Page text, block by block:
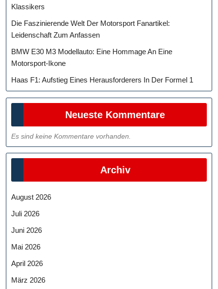
Klassikers
Die Faszinierende Welt Der Motorsport Fanartikel:
Leidenschaft Zum Anfassen
BMW E30 M3 Modellauto: Eine Hommage An Eine
Motorsport-Ikone
Haas F1: Aufstieg Eines Herausforderers In Der Formel 1
Neueste Kommentare
Es sind keine Kommentare vorhanden.
Archiv
August 2026
Juli 2026
Juni 2026
Mai 2026
April 2026
März 2026